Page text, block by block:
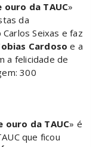
ouro da TAUC»
da
Seixas e faz
Cardoso e a
a felicidade de
300
ouro da TAUC» é
que ficou